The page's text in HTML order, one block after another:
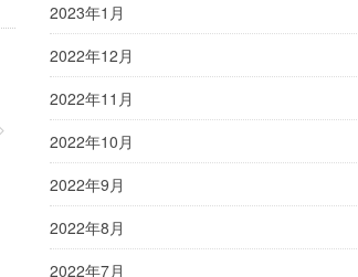
2023年1月
2022年12月
2022年11月
2022年10月
2022年9月
2022年8月
2022年7月